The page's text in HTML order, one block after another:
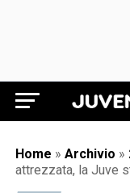
Home » Archivio »
attrezzata, la Juve